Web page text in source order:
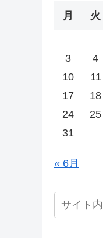
月 火
3
4
10
11
17
18
24
25
31
« 6月